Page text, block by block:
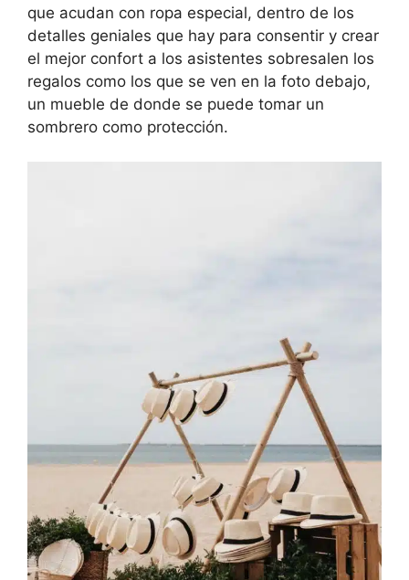
que acudan con ropa especial, dentro de los
detalles geniales que hay para consentir y crear
el mejor confort a los asistentes sobresalen los
regalos como los que se ven en la foto debajo,
un mueble de donde se puede tomar un
sombrero como protección.